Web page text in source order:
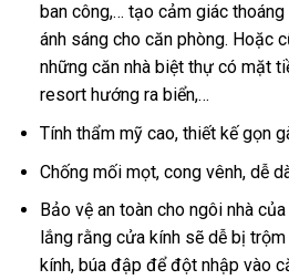
ban công,… tạo cảm giác
ánh sáng cho căn phòng. Hoặc
những căn nhà biệt thự có mặt
resort hướng ra biển,…
Tính thẩm mỹ cao, thiết kế gọn
Chống mối mọt, cong vênh, dễ
Bảo vệ an toàn cho ngôi nhà
lắng rằng cửa kính sẽ dễ bị
kính, búa đập để đột nhập vào